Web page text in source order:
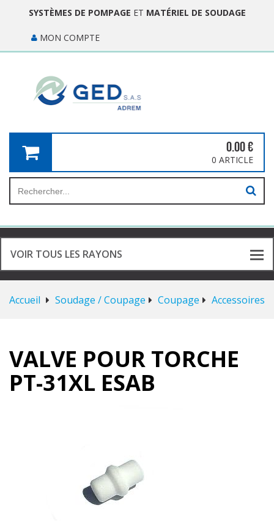
SYSTÈMES DE POMPAGE ET MATÉRIEL DE SOUDAGE
MON COMPTE
0.00€
0 ARTICLE
VOIR TOUS LES RAYONS
Accueil Soudage / Coupage Coupage Accessoires
VALVE POUR TORCHE
PT-31XL ESAB